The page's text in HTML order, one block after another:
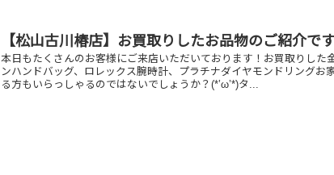
【松山古川椿店】お買取りしたお品物のご紹介で
本日もたくさんのお客様にご来店いただいております！お買取りした
ンハンドバッグ、ロレックス腕時計、プラチナダイヤモンドリングお
る方もいらっしゃるのではないでしょうか？(*’ω’*)タ...